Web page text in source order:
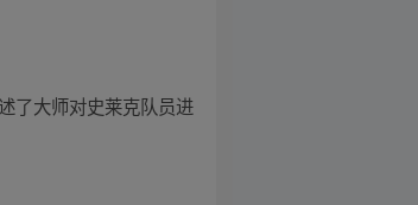
了大师对史莱克队员进